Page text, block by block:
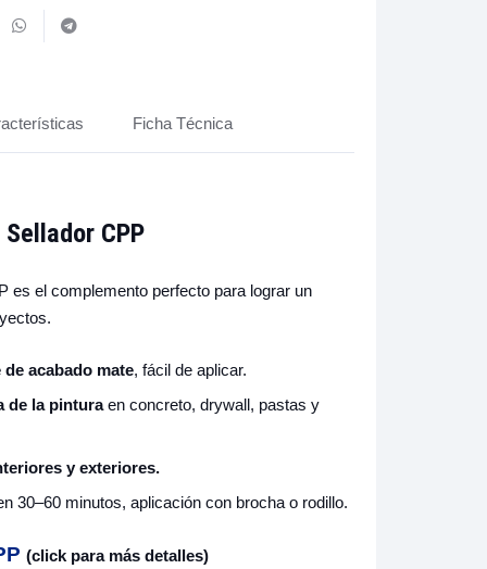
Ficha Técnica
CPP
es el complemento perfecto para lograr un
acabado mate, fácil de aplicar.
de la pinturaen concreto, drywall, pastas y
y exteriores.
30–60 minutos, aplicación con brocha o rodillo.
(click para más detalles)